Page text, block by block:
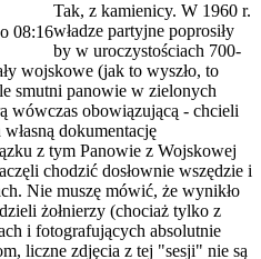
08:16
Tak, z kamienicy. W 1960 r.
władze partyjne poprosiły
by w uroczystościach 700-
wojskowe (jak to wyszło, to
smutni panowie w zielonych
wówczas obowiązującą - chcieli
dokumentację
z tym Panowie z Wojskowej
chodzić dosłownie wszędzie i
Nie muszę mówić, że wynikło
żołnierzy (chociaż tylko z
i fotografujących absolutnie
liczne zdjęcia z tej "sesji" nie są